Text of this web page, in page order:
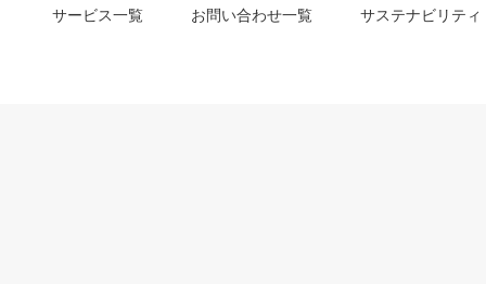
サービス一覧 お問い合わせ一覧 サステナビリティ